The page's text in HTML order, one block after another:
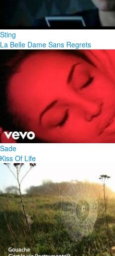
Sting
La Belle Dame Sans Regrets
Sade
Kiss Of Life